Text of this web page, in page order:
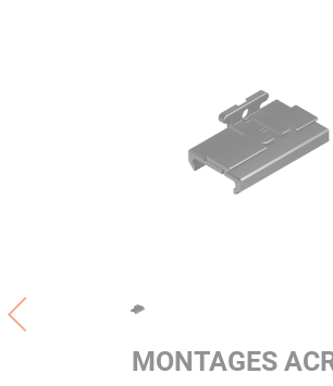
MONTAGES